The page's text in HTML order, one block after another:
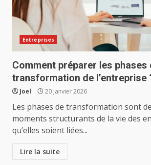
Entreprises
Comment préparer les phases
transformation de l’entreprise
Joel 20 janvier 2026
Les phases de transformation sont
moments structurants de la vie des
qu’elles soient liées...
Lire la suite